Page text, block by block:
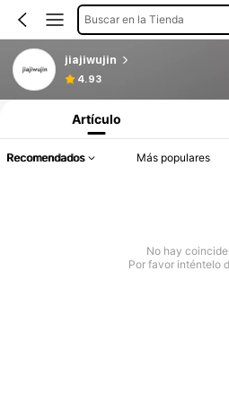
Buscar en la Tienda
jiajiwujin
4.93
Artículo
Recomendados Más populares
No hay
Por favor inténtelo